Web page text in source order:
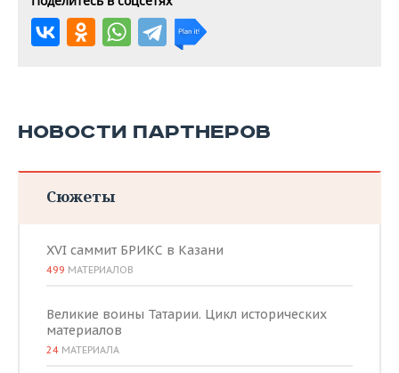
НОВОСТИ ПАРТНЕРОВ
Сюжеты
XVI саммит БРИКС в Казани
499 МАТЕРИАЛОВ
Великие воины Татарии. Цикл исторических
материалов
24 МАТЕРИАЛА